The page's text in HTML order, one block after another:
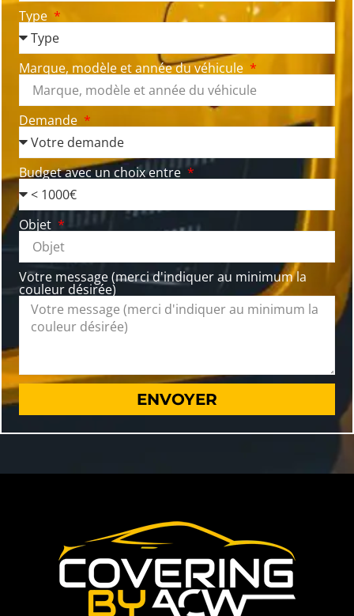
Type
Marque, modèle et année du véhicule
Demande
Budget avec un choix entre
Objet
Votre message (merci d'indiquer au minimum la
couleur désirée)
ENVOYER